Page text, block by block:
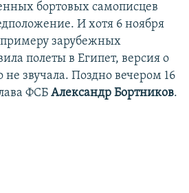
бортовых самописцев
И хотя 6 ноября
примеру зарубежных
полеты в Египет, версия о
не звучала. Поздно вечером 16
ФСБ Александр Бортников.